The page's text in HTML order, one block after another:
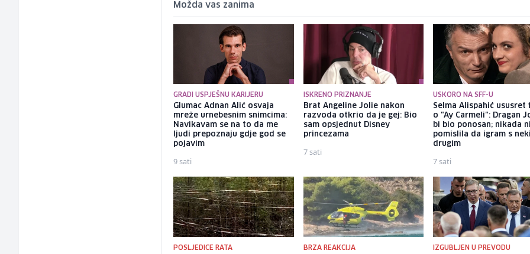
Možda vas zanima
GRADI USPJEŠNU KARIJERU
Glumac Adnan Alić osvaja
mreže urnebesnim snimcima:
Navikavam se na to da me
ljudi prepoznaju gdje god se
pojavim
9 sati
ISKRENO PRIZNANJE
Brat Angeline Jolie nakon
razvoda otkrio da je gej: Bio
sam opsjednut Disney
princezama
7 sati
USKORO NA SFF-U
Selma Alispahić ususret
o "Ay Carmeli": Dragan
bi bio ponosan; nikada
pomislila da igram s
drugim
7 sati
POSLJEDICE RATA BRZA REAKCIJA IZGUBLJEN U PREVODU